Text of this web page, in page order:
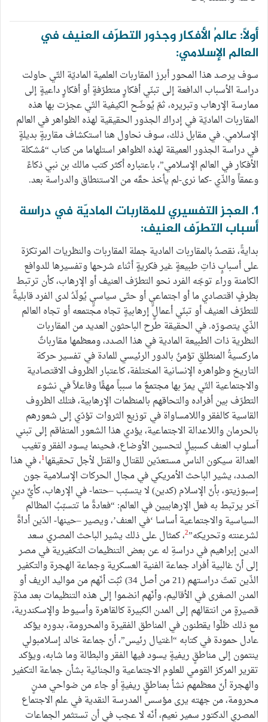
أولاً: عالمُ الأفكار وجذور التطرّف العنيف في
العالم الإسلامي:
سوف يرصد هذا المحور أبرز المقاربات العلمية الماديّة التّي حاولت
دراسة الأسباب الدافعة إلى تبنّي أفكارٍ متطرّفةٍ أو أفكارٍ داعيةٍ إلى
ممارسة الإرهاب وتبريره، ثمّ يُوضّح الكيفية التّي عجزت بها هذه
المقاربات الماديّة في إدراك الجذور الحقيقية لهذه الظواهر في العالم
الإسلامي. في مقابل ذلك، سوف نحاول هنا استكشاف مقاربةٍ بديلةٍ
في دراسة الجذور العميقة لهذه الظواهر استلهاما من كتاب “مُشكلة
الأفكار في العالم الإسلامي”، باعتباره أكثر كتب مالك بن نبي ذكاءً
وعمقاً والذّي -كما نرى-لم يأخذ حقّه من الاستنطاق والدراسة بعد.
1. العجز التفسيري للمقاربات الماديّة في دراسة
أسباب التطرّف العنيف:
بدايةً، نقصدُ بالمقاربات المادية جملة المقاربات والنظريات المرتكزة
على أسبابٍ ذاتِ طبيعةٍ غير فكريةٍ أثناء شرحها وتفسيرها للدوافع
الكامنة وراء توجّه الفرد نحو التطرّف العنيف أو الإرهاب، كأن ترتبط
بظرفٍ اقتصادي ما أو اجتماعيٍ أو حتّى سياسيٍ يُولّدُ لدى الفرد قابليةً
للتطرّف العنيف أو تبنّي أعمالٍ إرهابيةٍ تجاه مجتمعه أو تجاه العالم
الذّي يتصورّه. في الحقيقة طرح الباحثون العديد من المقاربات
النظرية ذات الطبيعة المادية في هذا الصدد، ومعظمها مقارباتٌ
ماركسيةُ المنطلقِ تؤمنُ بالدور الرئيسي للمادة في تفسير حركة
التاريخ وظواهره الإنسانية المختلفة، كاعتبار الظروف الاقتصادية
والاجتماعية التّي يمرّ بها مجتمعٌ ما سبباً مهمًّا وفاعلاً في نشوء
التطرّف بين أفراده والتحاقهم بالمنظمات الإرهابية، فتلك الظروف
القاسية كالفقر واللامساواة في توزيع الثروات تؤدّي إلى شعورهم
بالحرمان واللاعدالة الاجتماعية، يؤدي هذا الشعور المتفاقم إلى تبني
أسلوب العنف كسبيلٍ لتحسين الأوضاع، فحينما يسود الفقر وتغيب
العدالة سيكون الناس مستعدّين للقتال والقتل لأجل تحقيقها1، في هذا
الصدد، يشير الباحث الأمريكي في مجال الحركات الإسلامية جون
إسبوزيتو، بأنّ الإسلام (كدين) لا يتسبّب –حتما- في الإرهاب، كأيِّ دينٍ
آخر يرتبط به فعل الإرهابيين في العالم: “فعادةً ما تتسبّبُ المظالم
السياسية والاجتماعية أساسا ‘في العنف’، ويصير –حينها- الدّين أداةً
لشرعنته وتحريكه”2، كمثال على ذلك يشير الباحث المصري سعد
الدين إبراهيم في دراسةِ له عن بعض التنظيمات التكفيرية في مصر
إلى أنّ غالبية أفراد جماعة الفنية العسكرية وجماعة الهجرة والتكفير
الذّين تمتّ دراستهم (21 من أصل 34) ثبُت أنّهم من مواليد الريف أو
المدن الصغرى في الأقاليم، وأنّهم انضموا إلى هذه التنظيمات بعد مدّةٍ
قصيرةٍ من انتقالهم إلى المدن الكبيرة كالقاهرة وأسيوط والإسكندرية،
مع ذلك ظلّوا يقطنون في المناطق الفقيرة والمحرومة، بدوره يؤكد
عادل حمودة في كتابه “اغتيال رئيس”، أنّ جماعة خالد إسلامبولي
ينتمون إلى مناطقٍ ريفيةٍ يسود فيها الفقر والبطالة وما شابه، ويؤكد
تقرير المركز القومي للعلوم الاجتماعية والجنائية بشأن جماعة التكفير
والهجرة أنّ معظمهم نشأ بمناطقٍ ريفيةٍ أو جاء من ضواحي مدنٍ
محرومة، من جهته يرى مؤسس المدرسة النقدية في علم الاجتماع
المصري الدكتور سمير نعيم، أنّه لا عجب في أن تستثمر الجماعات